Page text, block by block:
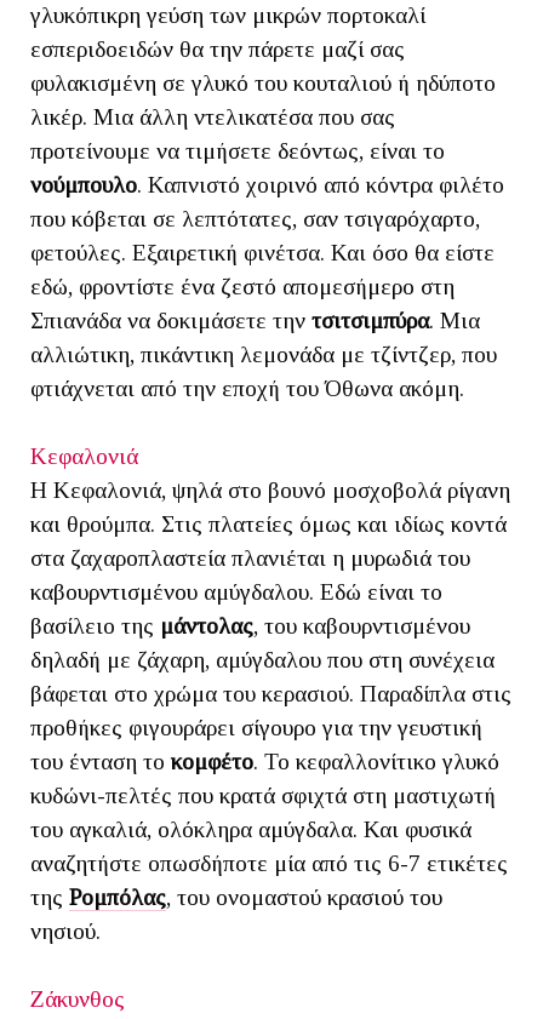
γλυκόπικρη γεύση των μικρών πορτοκαλί
εσπεριδοειδών θα την πάρετε μαζί σας
φυλακισμένη σε γλυκό του κουταλιού ή ηδύποτο
λικέρ. Μια άλλη ντελικατέσα που σας
προτείνουμε να τιμήσετε δεόντως, είναι το
νούμπουλο. Καπνιστό χοιρινό από κόντρα φιλέτο
που κόβεται σε λεπτότατες, σαν τσιγαρόχαρτο,
φετούλες. Εξαιρετική φινέτσα. Και όσο θα είστε
εδώ, φροντίστε ένα ζεστό απομεσήμερο στη
Σπιανάδα να δοκιμάσετε την τσιτσιμπύρα. Μια
αλλιώτικη, πικάντικη λεμονάδα με τζίντζερ, που
φτιάχνεται από την εποχή του Όθωνα ακόμη.
Κεφαλονιά
Η Κεφαλονιά, ψηλά στο βουνό μοσχοβολά ρίγανη
και θρούμπα. Στις πλατείες όμως και ιδίως κοντά
στα ζαχαροπλαστεία πλανιέται η μυρωδιά του
καβουρντισμένου αμύγδαλου. Εδώ είναι το
βασίλειο της μάντολας, του καβουρντισμένου
δηλαδή με ζάχαρη, αμύγδαλου που στη συνέχεια
βάφεται στο χρώμα του κερασιού. Παραδίπλα στις
προθήκες φιγουράρει σίγουρο για την γευστική
του ένταση τοκομφέτο. Το κεφαλλονίτικο γλυκό
κυδώνι-πελτές που κρατά σφιχτά στη μαστιχωτή
του αγκαλιά, ολόκληρα αμύγδαλα. Και φυσικά
αναζητήστε οπωσδήποτε μία από τις 6-7 ετικέτες
της Ρομπόλας, του ονομαστού κρασιού του
νησιού.
Ζάκυνθος